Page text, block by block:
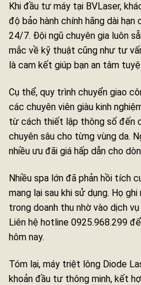
Khi đầu tư máy tại BVLaser,
độ bảo hành chính hãng dài
24/7. Đội ngũ chuyên gia luôn
mắc về kỹ thuật cũng như tư
là cam kết giúp bạn an tâm
Cụ thể, quy trình chuyển giao
các chuyên viên giàu kinh
từ cách thiết lập thông số đến
chuyên sâu cho từng vùng da.
nhiều ưu đãi giá hấp dẫn cho
Nhiều spa lớn đã phản hồi tích
mang lại sau khi sử dụng. Họ
trong doanh thu nhờ vào dịch
Liên hệ hotline 0925.968.299
hôm nay.
Tóm lại, máy triệt lông Diode
khoản đầu tư thông minh, kết